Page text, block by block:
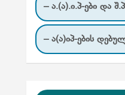
– ა.(ა).ი.პ-ები და
– ა(ა)იპ-ების